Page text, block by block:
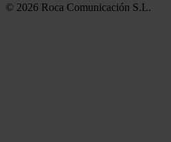
© 2026 Roca Comunicación S.L.